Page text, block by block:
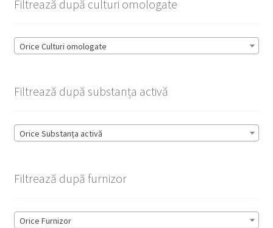
Filtrează după culturi omologate
Orice Culturi omologate
Filtrează după substanța activă
Orice Substanța activă
Filtrează după furnizor
Orice Furnizor